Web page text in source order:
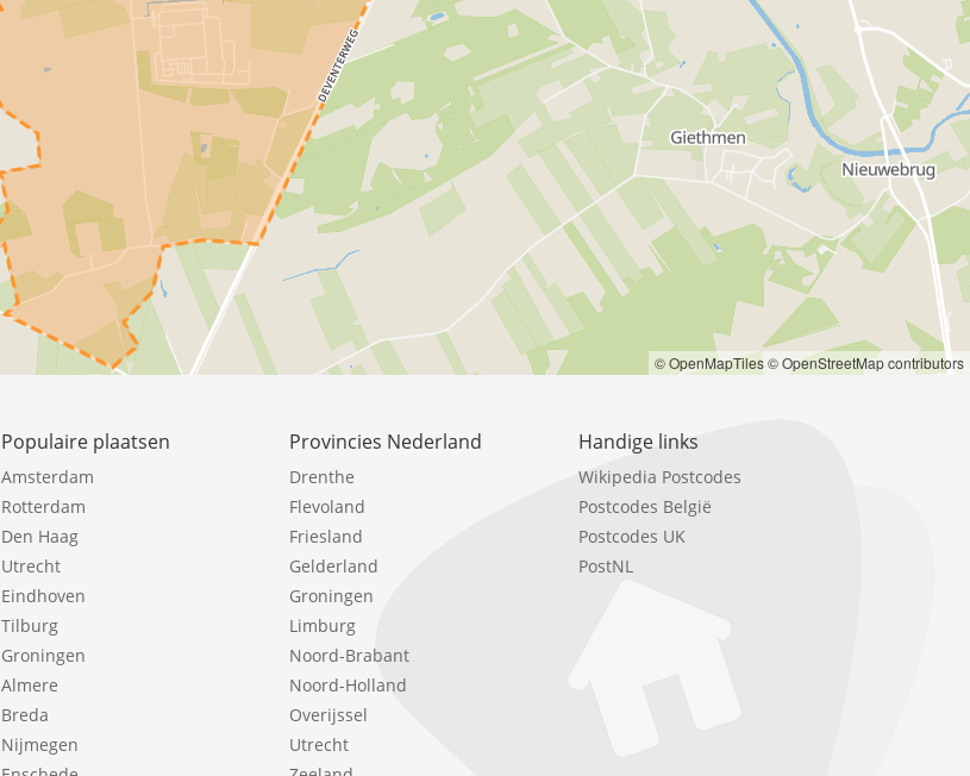
© OpenMapTiles© OpenStreetMap contributors
Populaire plaatsen
Amsterdam
Rotterdam
Den Haag
Utrecht
Eindhoven
Tilburg
Groningen
Almere
Breda
Nijmegen
Provincies Nederland
Drenthe
Flevoland
Friesland
Gelderland
Groningen
Limburg
Noord-Brabant
Noord-Holland
Overijssel
Utrecht
Handige links
Wikipedia Postcodes
Postcodes België
Postcodes UK
PostNL